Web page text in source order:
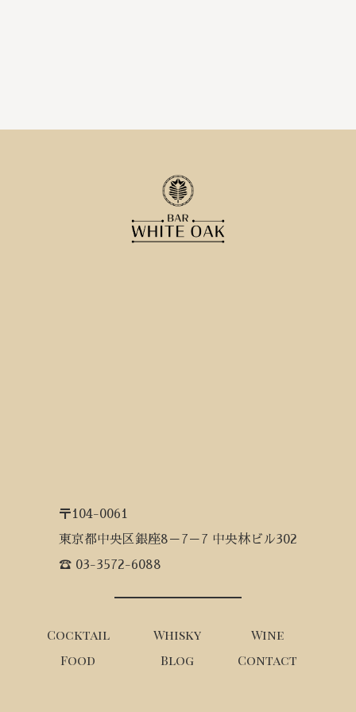
〒104-0061
東京都中央区銀座8－7－7 中央林ビル302
☎ 03-3572-6088
Cocktail Whisky
Wine
Food
Blog Contact